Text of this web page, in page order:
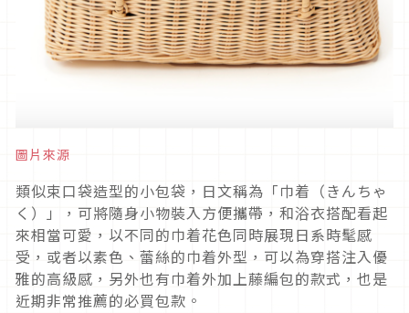
圖片來源
類似束口袋造型的小包袋，日文稱為「巾着（きんちゃ
く）」，可將隨身小物裝入方便攜帶，和浴衣搭配看起
來相當可愛，以不同的巾着花色同時展現日系時髦感
受，或者以素色、蕾絲的巾着外型，可以為穿搭注入優
雅的高級感，另外也有巾着外加上藤編包的款式，也是
近期非常推薦的必買包款。